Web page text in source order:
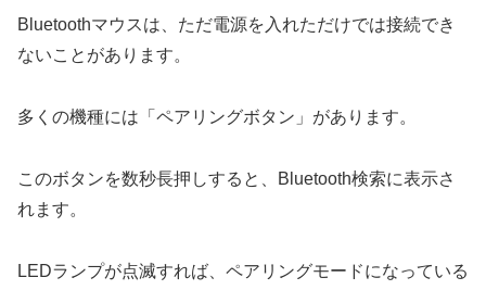
Bluetoothマウスは、ただ電源を入れただけでは接続でき
ないことがあります。
多くの機種には「ペアリングボタン」があります。
このボタンを数秒長押しすると、Bluetooth検索に表示さ
れます。
LEDランプが点滅すれば、ペアリングモードになっている